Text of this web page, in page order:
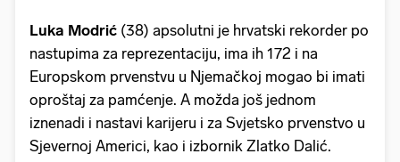
Luka Modrić (38) apsolutni je hrvatski rekorder po
nastupima za reprezentaciju, ima ih 172 i na
Europskom prvenstvu u Njemačkoj mogao bi imati
oproštaj za pamćenje. A možda još jednom
iznenadi i nastavi karijeru i za Svjetsko prvenstvo u
Sjevernoj Americi, kao i izbornik Zlatko Dalić.